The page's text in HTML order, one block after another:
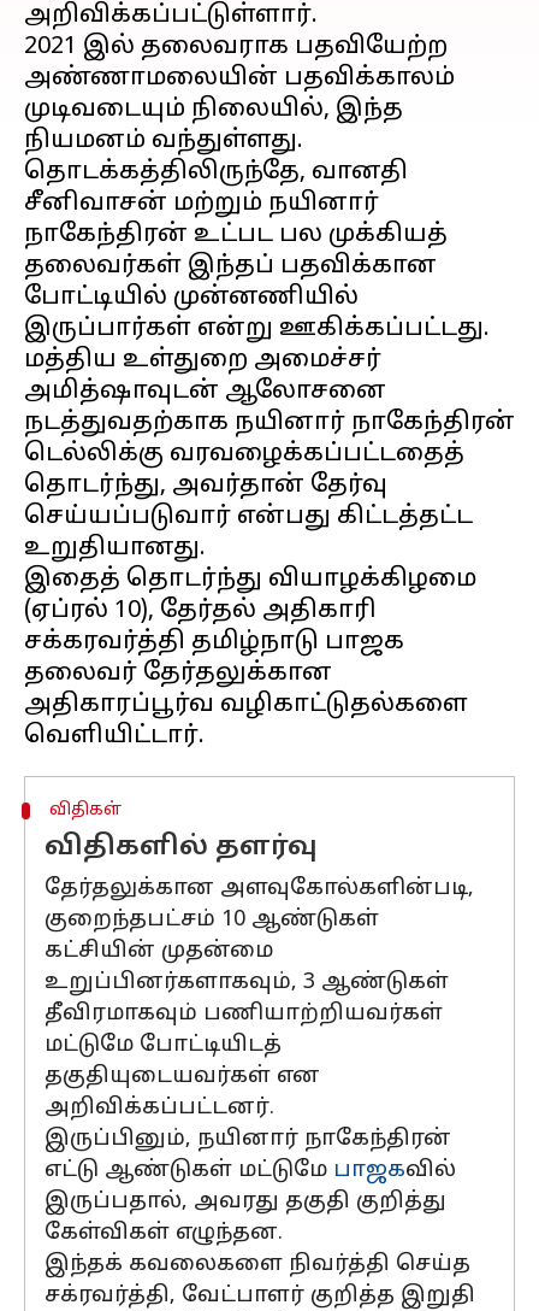
அறிவிக்கப்பட்டுள்ளார்.
2021 இல் தலைவராக பதவியேற்ற
அண்ணாமலையின் பதவிக்காலம்
முடிவடையும் நிலையில், இந்த
நியமனம் வந்துள்ளது.
தொடக்கத்திலிருந்தே, வானதி
சீனிவாசன் மற்றும் நயினார்
நாகேந்திரன் உட்பட பல முக்கியத்
தலைவர்கள் இந்தப் பதவிக்கான
போட்டியில் முன்னணியில்
இருப்பார்கள் என்று ஊகிக்கப்பட்டது.
மத்திய உள்துறை அமைச்சர்
அமித்ஷாவுடன் ஆலோசனை
நடத்துவதற்காக நயினார் நாகேந்திரன்
டெல்லிக்கு வரவழைக்கப்பட்டதைத்
தொடர்ந்து, அவர்தான் தேர்வு
செய்யப்படுவார் என்பது கிட்டத்தட்ட
உறுதியானது.
இதைத் தொடர்ந்து வியாழக்கிழமை
(ஏப்ரல் 10), தேர்தல் அதிகாரி
சக்கரவர்த்தி தமிழ்நாடு பாஜக
தலைவர் தேர்தலுக்கான
அதிகாரப்பூர்வ வழிகாட்டுதல்களை
விதிகள்
விதிகளில் தளர்வு
தேர்தலுக்கான அளவுகோல்களின்படி,
குறைந்தபட்சம் 10 ஆண்டுகள்
கட்சியின் முதன்மை
உறுப்பினர்களாகவும், 3 ஆண்டுகள்
தீவிரமாகவும் பணியாற்றியவர்கள்
மட்டுமே போட்டியிடத்
தகுதியுடையவர்கள் என
அறிவிக்கப்பட்டனர்.
இருப்பினும், நயினார் நாகேந்திரன்
எட்டு ஆண்டுகள் மட்டுமே பாஜகவில்
இருப்பதால், அவரது தகுதி குறித்து
கேள்விகள் எழுந்தன.
இந்தக் கவலைகளை நிவர்த்தி செய்த
சக்ரவர்த்தி, வேட்பாளர் குறித்த இறுதி